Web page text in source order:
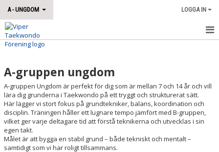
A - UNGDOM LOGGA IN
HEM
NYHETER
KALENDER
A-gruppen ungdom
A-gruppen Ungdom är perfekt för dig som är mellan 7 och 14 år och vill
lära dig grunderna i Taekwondo på ett tryggt och strukturerat sätt.
Här lägger vi stort fokus på grundtekniker, balans, koordination och
disciplin. Träningen håller ett lugnare tempo jämfört med B-gruppen,
vilket ger varje deltagare tid att förstå teknikerna och utvecklas i sin
egen takt.
Målet är att bygga en stabil grund – både tekniskt och mentalt –
samtidigt som vi har roligt tillsammans.